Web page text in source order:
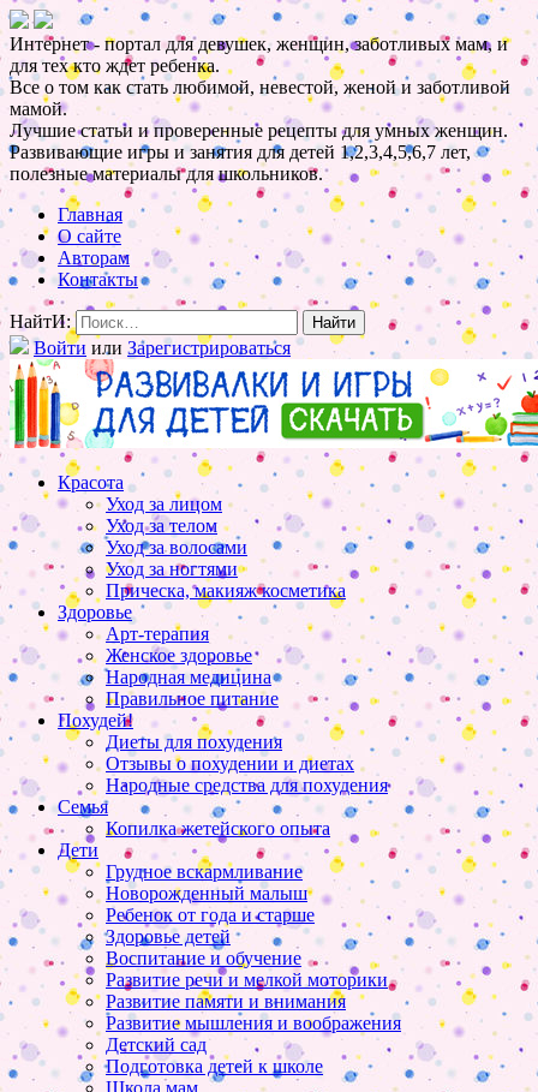
Интернет - портал для девушек, женщин, заботливых мам, и
для тех кто ждет ребенка.
Все о том как стать любимой, невестой, женой и заботливой
мамой.
Лучшие статьи и проверенные рецепты для умных женщин.
Развивающие игры и занятия для детей 1,2,3,4,5,6,7 лет,
полезные материалы для школьников.
Главная
О сайте
Авторам
Контакты
НайтИ:
Войти или Зарегистрироваться
Красота
Уход за лицом
Уход за телом
Уход за волосами
Уход за ногтями
Прическа, макияж косметика
Здоровье
Арт-терапия
Женское здоровье
Народная медицина
Правильное питание
Похудей!
Диеты для похудения
Отзывы о похудении и диетах
Народные средства для похудения
Семья
Копилка жетейского опыта
Дети
Грудное вскармливание
Новорожденный малыш
Ребенок от года и старше
Здоровье детей
Воспитание и обучение
Развитие речи и мелкой моторики
Развитие памяти и внимания
Развитие мышления и воображения
Детский сад
Подготовка детей к школе
Школа мам